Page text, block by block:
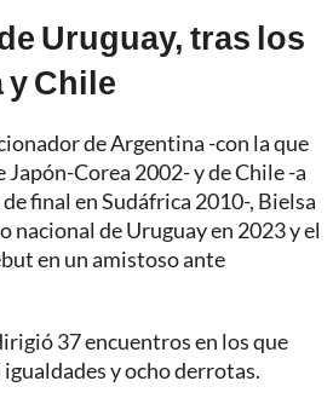
Uruguay, tras los
Chile
de Argentina -con la que
Corea 2002- y de Chile -a
final en Sudáfrica 2010-, Bielsa
nacional de Uruguay en 2023 y el
en un amistoso ante
37 encuentros en los que
y ocho derrotas.